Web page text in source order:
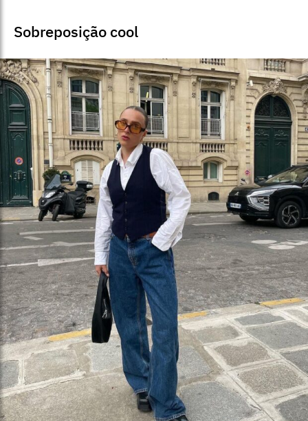
Sobreposição cool